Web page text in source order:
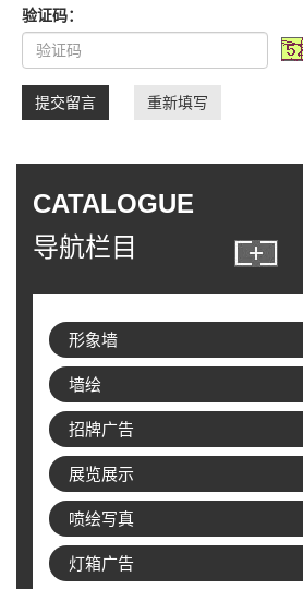
验证码：
提交留言 重新填写
CATALOGUE
导航栏目
形象墙
墙绘
招牌广告
展览展示
喷绘写真
灯箱广告